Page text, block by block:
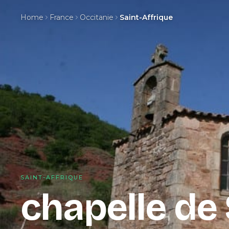
Home France Occitanie Saint-Affrique
SAINT-AFFRIQUE
chapelle de